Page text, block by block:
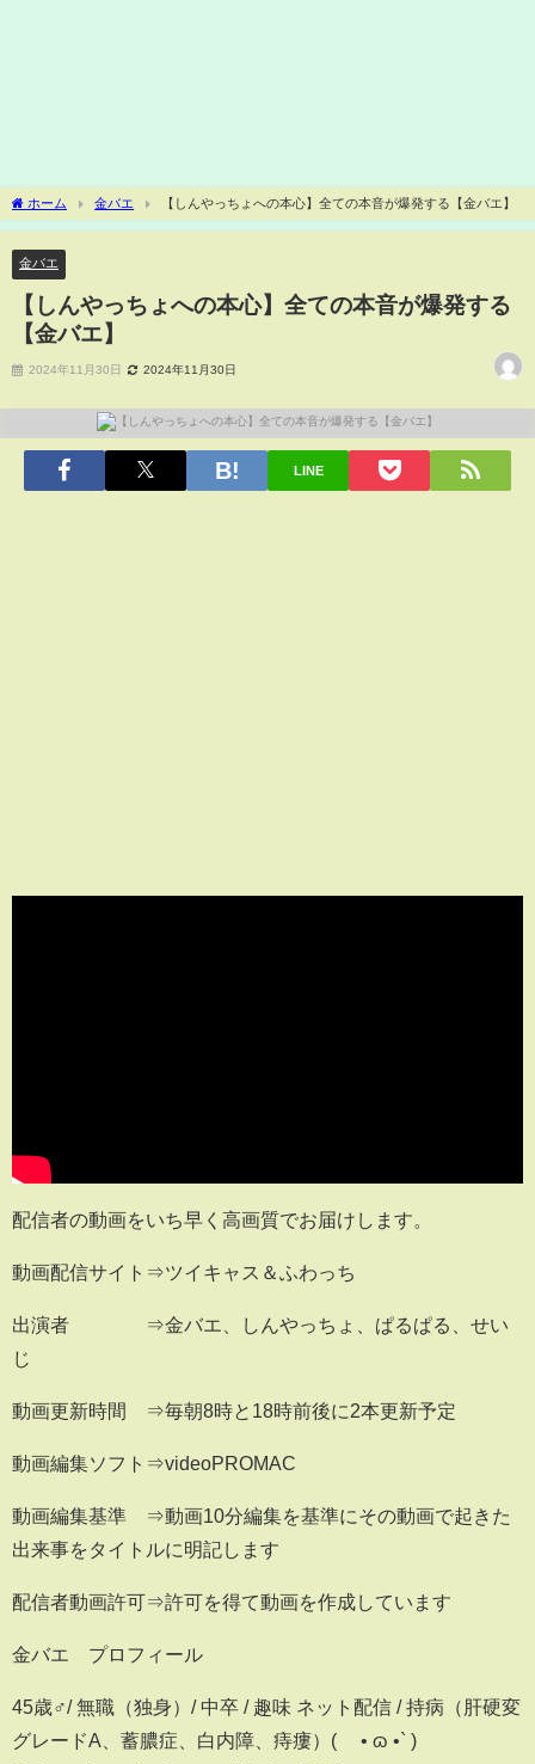
ホーム 金バエ 【しんやっちょへの本心】全ての本音が爆発する【金バエ】
金バエ
【しんやっちょへの本心】全ての本音が爆発する
【金バエ】
2024年11月30日 2024年11月30日
LINE
配信者の動画をいち早く高画質でお届けします。
動画配信サイト⇒ツイキャス＆ふわっち
出演者 ⇒金バエ、しんやっちょ、ぱるぱる、せい
じ
動画更新時間 ⇒毎朝8時と18時前後に2本更新予定
動画編集ソフト⇒videoPROMAC
動画編集基準 ⇒動画10分編集を基準にその動画で起きた
出来事をタイトルに明記します
配信者動画許可⇒許可を得て動画を作成しています
金バエ プロフィール
45歳♂/ 無職（独身）/ 中卒 / 趣味 ネット配信 / 持病（肝硬変
グレードA、蓄膿症、白内障、痔瘻）( ´• ɷ •` )